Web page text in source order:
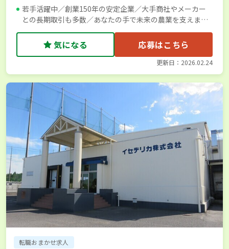
若手活躍中／創業150年の安定企業／大手商社やメーカー
との長期取引も多数／あなたの手で未来の農業を支えませ
んか？
気になる 応募はこちら
更新日：2026.02.24
転職おまかせ求人